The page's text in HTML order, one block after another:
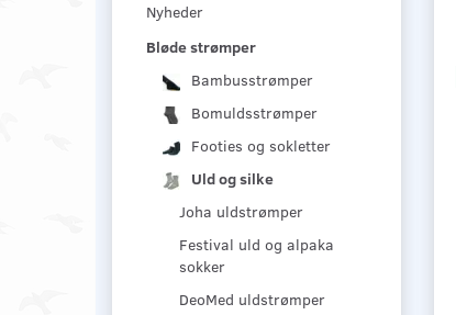
Nyheder
Bløde strømper
Bambusstrømper
Bomuldsstrømper
Footies og sokletter
Uld og silke
Joha uldstrømper
Festival uld og alpaka
sokker
DeoMed uldstrømper